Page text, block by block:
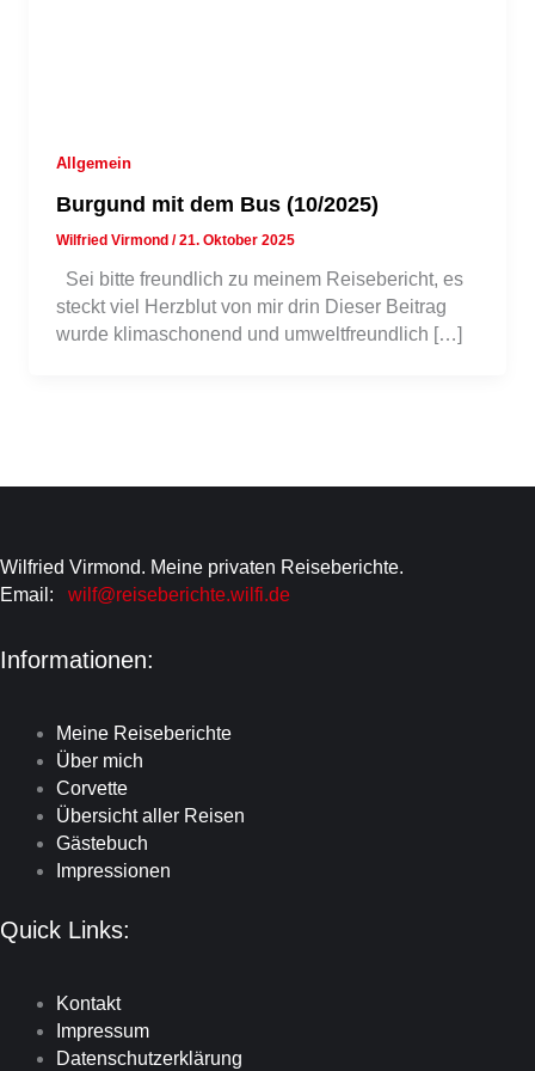
Allgemein
Burgund mit dem Bus (10/2025)
Wilfried Virmond/21. Oktober 2025
Sei bitte freundlich zu meinem Reisebericht, es
steckt viel Herzblut von mir drin Dieser Beitrag
wurde klimaschonend und umweltfreundlich […]
Wilfried Virmond. Meine privaten Reiseberichte.
Email:
wilf@reiseberichte.wilfi.de
Informationen:
Meine Reiseberichte
Über mich
Corvette
Übersicht aller Reisen
Gästebuch
Impressionen
Quick Links:
Kontakt
Impressum
Datenschutzerklärung